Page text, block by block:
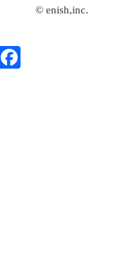
© enish,inc.
H